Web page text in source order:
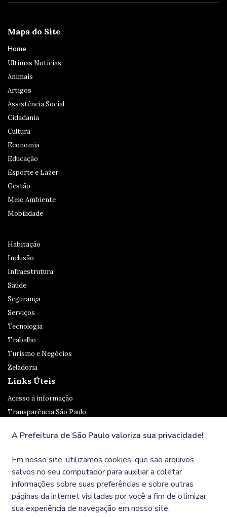
Mapa do Site
Home
Ultimas Noticias
Animais
Artigos
Assistência Social
Cidadania
Cultura
Economia
Educação
Esporte e Lazer
Gestão
Meio Ambiente
Mobilidade
Habitação
Inclusão
Infraestrutura
Saúde
Segurança
Serviços
Tecnologia
Trabalho
Turismo e Negócios
Zeladoria
Links Úteis
Acesso à informação
Transparência São Paulo
Ouvidoria
Redes Sociais
A Prefeitura de São Paulo valoriza sua privacidade!
Em nosso site, utilizamos cookies, que são arquivos
salvos no seu computador para auxiliar a coletar
informações sobre suas preferências e sobre outras
páginas da internet visitadas por você a fim de otimizar
sua experiência de navegação em nosso site,